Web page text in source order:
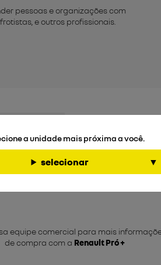
pessoas e organizações com
e outros profissionais.
Produtor
equipe comercial para mais
de compra com a Renault Pró +
a unidade mais próxima a você.
selecionar